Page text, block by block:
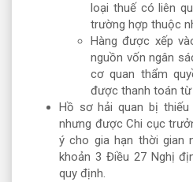
loại thuế có liên
trường hợp thuộc
Hàng được xếp
nguồn vốn ngân
cơ quan thẩm
được thanh toán
Hồ sơ hải quan bị
nhưng được Chi cục
ý cho gia hạn thời gian
khoản 3 Điều 27 Nghị
quy định.